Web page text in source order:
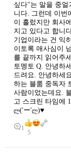
싶다"는 말을 중얼
니다. 그런데 이번
이 흘렀지만 회사
지고 있다고 합니
기업이라는 건 익
이토록 애사심이
를 끝까지 읽어주
토멩토 Q. 안녕하
드려요. 안녕하세
하는 블룸 중독자
사람이었는데요.
고 스크린 타임에
ლ('ー'ლ)♥︎
1
5